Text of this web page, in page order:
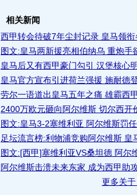
相关新闻
西甲转会待破7年尘封记录 皇马领衔
图文:皇马两新援亮相伯纳乌 重炮手
皇马后又有西甲豪门勾引 汉堡核心明
皇马官方宣布引进荷兰强援 施耐德登
劳尔一语道出皇马五年之痛 雄霸西甲
2400万欧元砸向阿尔维斯 切尔西开
图文:皇马3-2塞维利亚 阿尔维斯罚
足坛流言榜:利物浦竞购阿尔维斯 皇
图文:[西甲]塞维利亚VS桑坦德 阿尔
阿尔维斯击溃未来东家 成为西甲助攻
更多关于